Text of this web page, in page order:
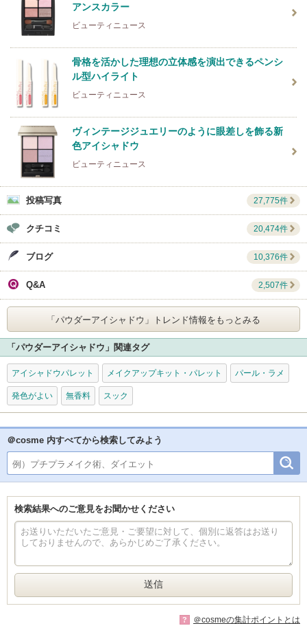
アンスカラー
ビューティニュース
骨格を活かした理想の立体感を演出できるペンシ
ル型ハイライト
ビューティニュース
ヴィンテージジュエリーのように眼差しを飾る新
色アイシャドウ
ビューティニュース
投稿写真 27,775件
クチコミ 20,474件
ブログ 10,376件
Q&A 2,507件
「パウダーアイシャドウ」 トレンド情報をもっとみる
「パウダーアイシャドウ」関連タグ
アイシャドウパレット メイクアップキット・パレット パール・ラメ
発色がよい 無香料 スック
＠cosme 内すべてから検索してみよう
検索結果へのご意見をお聞かせください
? ＠cosmeの集計ポイントとは